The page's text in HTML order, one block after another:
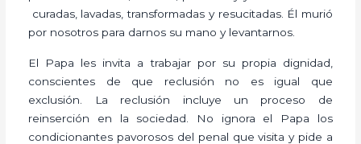
curadas, lavadas, transformadas y resucitadas. Él murió
por nosotros para darnos su mano y levantarnos.
El Papa les invita a trabajar por su propia dignidad,
conscientes de que reclusión no es igual que
exclusión. La reclusión incluye un proceso de
reinserción en la sociedad. No ignora el Papa los
condicionantes pavorosos del penal que visita y pide a